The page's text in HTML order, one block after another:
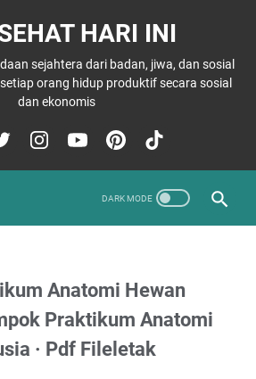
HARI INI
sejahtera dari badan, jiwa, dan sosial
orang hidup produktif secara sosial
dan ekonomis
Anatomi Hewan
Praktikum Anatomi
· Pdf Fileletak